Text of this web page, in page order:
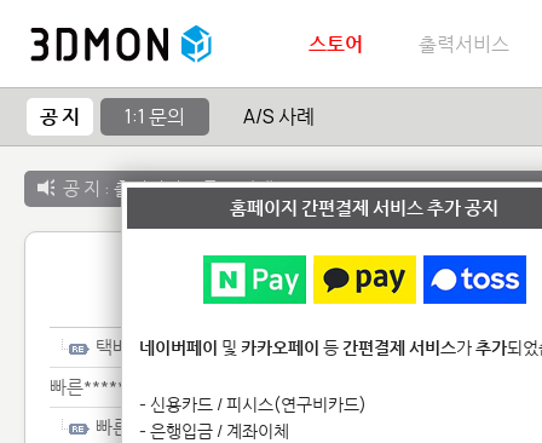
스토어 출력서비스
공 지 1:1 문의 A/S 사례
공 지 : 출력서비스 종료 안내
1:1 문
택배*****
빠른************
빠른************
홈페이지 간편결제 서비스 추가 공지
네이버페이 및 카카오페이 등간편결제 서비스가추가되
- 신용카드 / 피시스(연구비카드)
- 은행입금 / 계좌이체